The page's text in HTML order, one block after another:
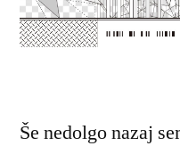
Še nedolgo nazaj